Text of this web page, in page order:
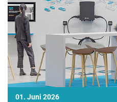
01. Juni 2026